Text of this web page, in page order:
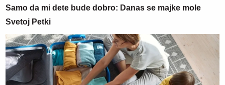
Samo da mi dete bude dobro: Danas se majke mole
Svetoj Petki